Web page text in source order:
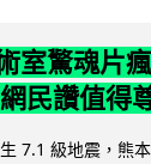
室驚魂片
民讚值得
7.1 級地震，熊